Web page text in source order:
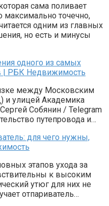
сама поливает
максимально точечно,
одним из главных
но есть и минусы
одного из самых
| РБК Недвижимость
между Московским
улицей Академика
Собянин / Telegram
путепровода и…
для чего нужны,
этапов ухода за
к высоким
утюг для них не
отпариватель…